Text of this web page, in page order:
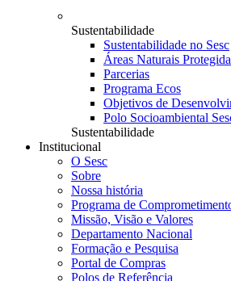
Sustentabilidade
Sustentabilidade no Sesc
Áreas Naturais
Parcerias
Programa Ecos
Objetivos de
Polo Socioambiental
Sustentabilidade
Institucional
O Sesc
Sobre
Nossa história
Programa de
Missão, Visão e Valores
Departamento Nacional
Formação e Pesquisa
Portal de Compras
Polos de Referência